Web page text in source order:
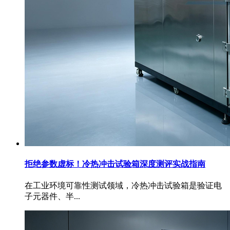
拒绝参数虚标！冷热冲击试验箱深度测评实战指南
在工业环境可靠性测试领域，冷热冲击试验箱是验证电
子元器件、半...